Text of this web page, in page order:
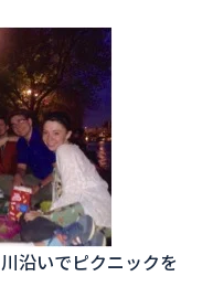
沿いでピクニックを